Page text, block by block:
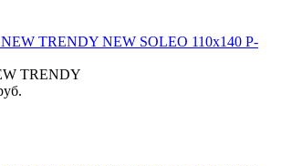
TRENDY NEW SOLEO 110x140 P-
TRENDY